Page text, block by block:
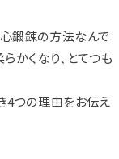
鍛錬の方法なんで
かくなり、とてつも
4つの理由をお伝え